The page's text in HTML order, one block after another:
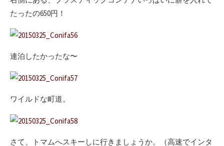
たったの650円！
連泊したかったな〜
ワイルドな町道。
さて、トマムへスキーしに行きましょうか。（高速でインタ